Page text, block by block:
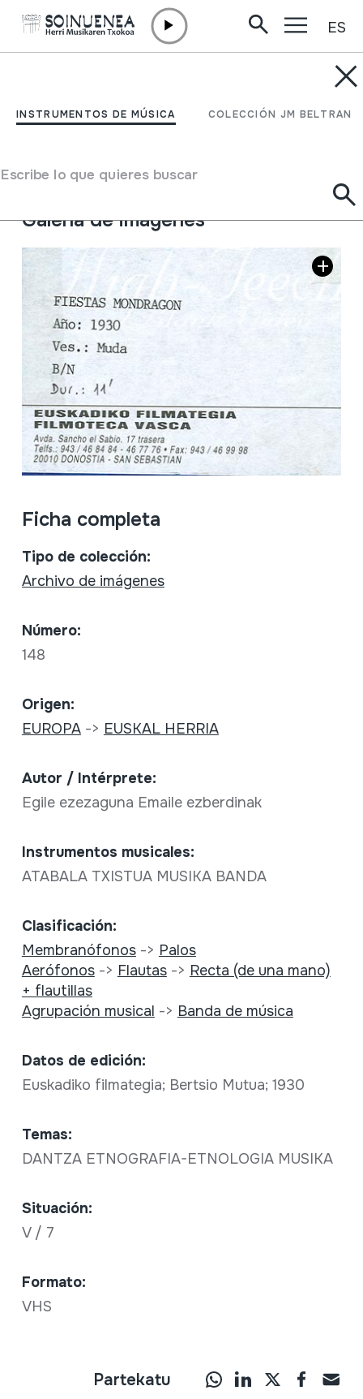
INSTRUMENTOS DE MÚSICA COLECCIÓN JM BELTRAN
Escribe lo que quieres buscar
ES
Fiestas Mondragon
Tipo de colección Archivo de imágenes
Situación:
V / 7
Galería de imágenes
Ficha completa
Tipo de colección:
Archivo de imágenes
Número:
148
Origen:
EUROPA-> EUSKAL HERRIA
Autor / Intérprete:
Egile ezezaguna Emaile ezberdinak
Instrumentos musicales:
ATABALA TXISTUA MUSIKA BANDA
Clasificación:
Membranófonos-> Palos
Aerófonos-> Flautas-> Recta (de una mano)
+ flautillas
Agrupación musical -> Banda de música
Datos de edición:
Euskadiko filmategia; Bertsio Mutua; 1930
Temas:
DANTZA ETNOGRAFIA-ETNOLOGIA MUSIKA
Situación:
V / 7
Formato:
VHS
Partekatu